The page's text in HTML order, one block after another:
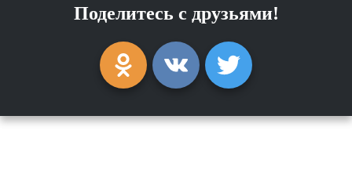
Поделитесь с друзьями!